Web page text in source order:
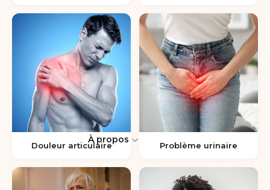
À propos
Douleur articulaire Problème urinaire